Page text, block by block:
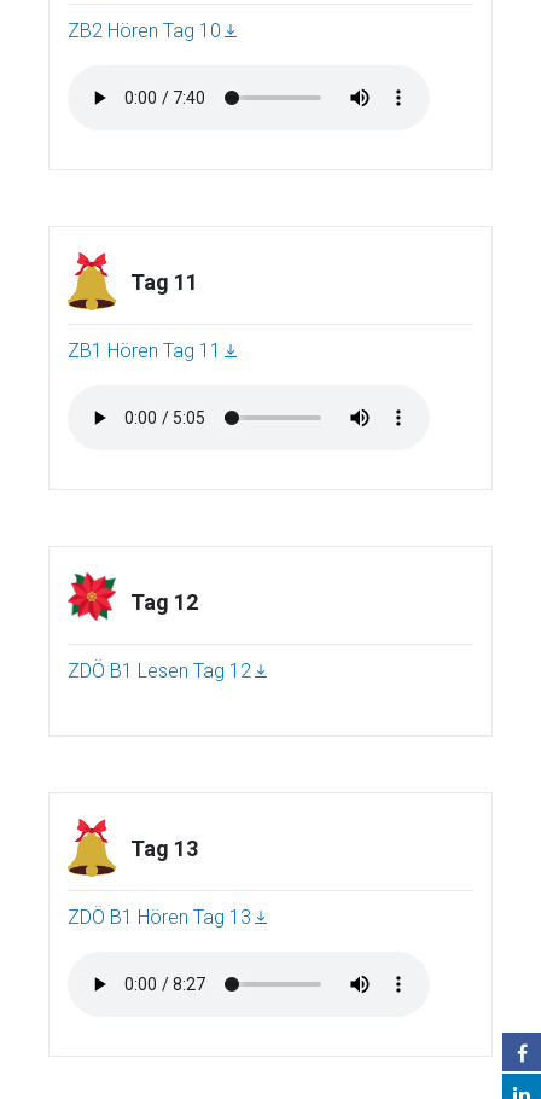
ZB2 Hören Tag 10
Tag 11
ZB1 Hören Tag 11
Tag 12
ZDÖ B1 Lesen Tag 12
Tag 13
ZDÖ B1 Hören Tag 13